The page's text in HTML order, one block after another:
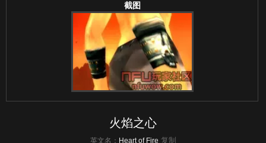
截图
火焰之心
英文名： Heart of Fire 复制